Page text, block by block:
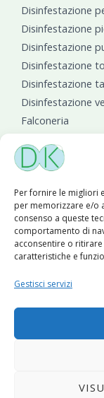
Per fornire le migliori
per memorizzare e/o
consenso a queste
comportamento di
acconsentire o
caratteristiche e
Gestisci servizi
Disinfestazione
Disinfestazione
Disinfestazione
Disinfestazione
Disinfestazione
Disinfestazione
Falconeria
Copyright ©